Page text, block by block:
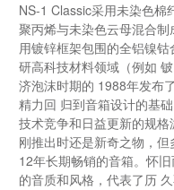
NS-1 Classic采用未染色棉
聚丙烯与未染色云母混合
用镀锌框架包围的全铝镍
研高科技材料领域（例如
济泡沫时期的 1988年发布
精力回 归到音箱设计的基
技术竞争和日益更新的规
刚推出时还是新奇之物，
12年长期畅销的音箱。怀
的音质和风格，代表了历 久